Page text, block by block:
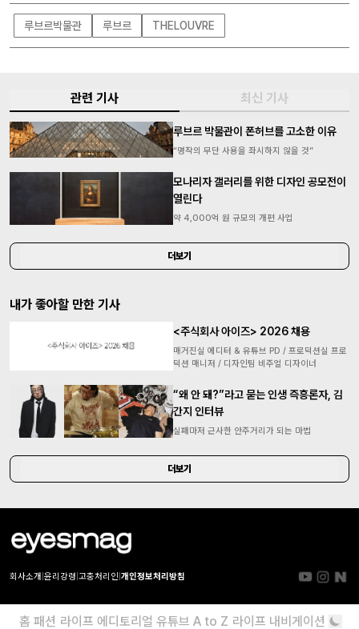
루브르박물관 루브르 THELOUVRE
관련 기사 최신 기사
루브르 박물관이 폰허브를 고소한 이유
“명작의 무단 사용을 좌시하지 않을 것”
모나리자 갤러리를 위한 디자인 공모전이
열린다
약 4,000억 원 규모의 개편 사업
더보기
내가 좋아할 만한 기사
<주식회사 아이즈> 2026 채용
매거진실 에디터 & 유튜브 PD / 프로덕션실 프로
덕션 매니저 / 디자인팀 비주얼 디자이너
“왜 안 돼?”라고 묻는 인생 즉흥론자, 김
간지 인터뷰
실패마저 근사한 안주거리가 되는 마법
더보기
회사소개 윤리강령 고충처리인 개인정보처리방침
홈 패션 라이프 에디토리얼 유튜브 A to Z 라이프 내비게이션